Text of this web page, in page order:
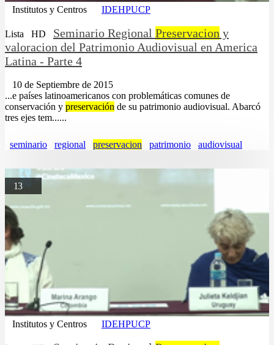
Institutos y Centros IDEHPUCP
Lista HD Seminario Regional Preservacion y
valoracion del Patrimonio Audiovisual en America
Latina - Parte 4
10 de Septiembre de 2015
...e países latinoamericanos con problemáticas comunes de
conservación y preservación de su patrimonio audiovisual. Abarcó
tres ejes tem......
seminario regional preservacion patrimonio audiovisual
13
Institutos y Centros IDEHPUCP